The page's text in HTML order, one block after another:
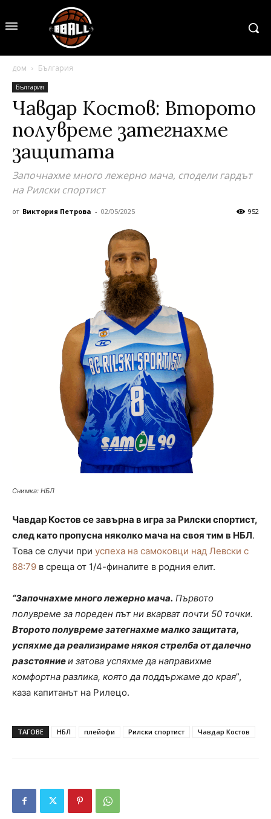
дом България
България
Чавдар Костов: Второто
полувреме затегнахме
защитата
Започнахме много лежерно мача, сподели гардът
на Рилски спортист
от Виктория Петрова - 02/05/2025 952
Снимка: НБЛ
Чавдар Костов се завърна в игра за Рилски спортист,
след като пропусна няколко мача на своя тим в НБЛ.
Това се случи при успеха на самоковци над Левски с
88:79 в среща от 1/4-финалите в родния елит.
“Започнахме много лежерно мача. Първото
полувреме за пореден път ни вкарват почти 50 точки.
Второто полувреме затегнахме малко защитата,
успяхме да реализираме някоя стрелба от далечно
разстояниеи затова успяхме да направихме
комфортна разлика, която да поддържаме до края”,
каза капитанът на Рилецо.
ТАГОВЕ НБЛ плейофи Рилски спортист Чавдар Костов